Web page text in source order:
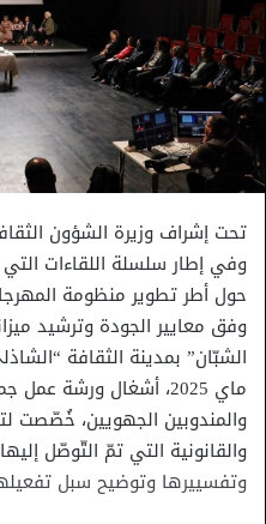
تحت إشراف وزيرة الشؤون
وفي إطار سلسلة اللقاءات
حول أطر تطوير منظومة
وفق معايير الجودة وترشيد
ماي 2025، أشغال ورشة
والمندوبين الجهويين، خُصّصت
والقانونية التي تمّ التّوصّل
وتفسييرها وتوضيح سبل